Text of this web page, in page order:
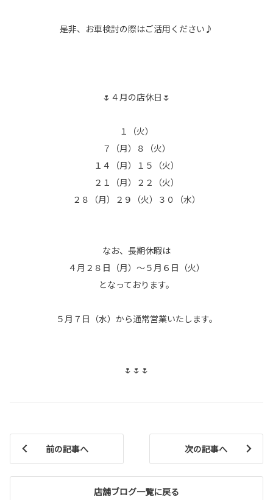
是非、お車検討の際はご活用ください♪
🌷４月の店休日🌷
１（火）
７（月）８（火）
１４（月）１５（火）
２１（月）２２（火）
２８（月）２９（火）３０（水）
なお、長期休暇は
４月２８日（月）～５月６日（火）
となっております。
５月７日（水）から通常営業いたします。
🌷🌷🌷
前の記事へ
店舗ブログ一覧に戻る
次の記事へ